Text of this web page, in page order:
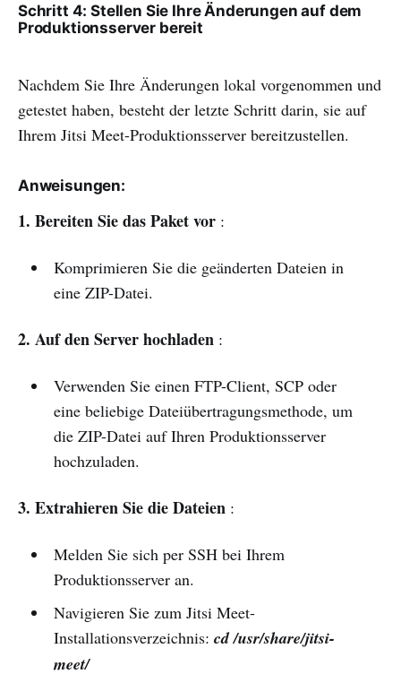
Schritt 4: Stellen Sie Ihre Änderungen auf dem
Produktionsserver bereit
Nachdem Sie Ihre Änderungen lokal vorgenommen und
getestet haben, besteht der letzte Schritt darin, sie auf
Ihrem Jitsi Meet-Produktionsserver bereitzustellen.
Anweisungen:
1. Bereiten Sie das Paket vor :
Komprimieren Sie die geänderten Dateien in
eine ZIP-Datei.
2. Auf den Server hochladen :
Verwenden Sie einen FTP-Client, SCP oder
eine beliebige Dateiübertragungsmethode, um
die ZIP-Datei auf Ihren Produktionsserver
hochzuladen.
3. Extrahieren Sie die Dateien :
Melden Sie sich per SSH bei Ihrem
Produktionsserver an.
Navigieren Sie zum Jitsi Meet-
Installationsverzeichnis: cd /usr/share/jitsi-
meet/